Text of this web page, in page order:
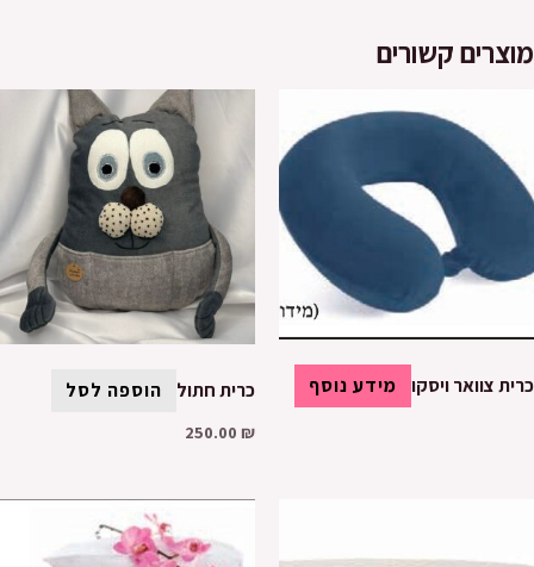
מוצרים קשורים
כרית צוואר ויסקו מידע נוסף כרית חתול הוספה לסל
250.00 ₪